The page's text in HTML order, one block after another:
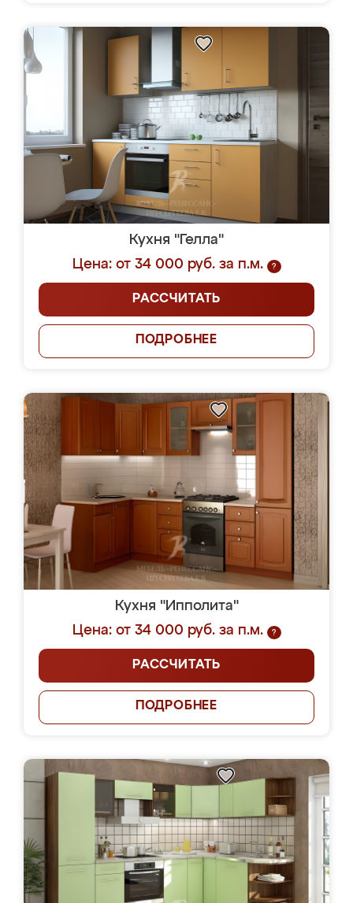
Кухня "Гелла"
Цена: от 34 000 руб. за п.м.
?
РАССЧИТАТЬ
ПОДРОБНЕЕ
Кухня "Ипполита"
Цена: от 34 000 руб. за п.м.
?
РАССЧИТАТЬ
ПОДРОБНЕЕ